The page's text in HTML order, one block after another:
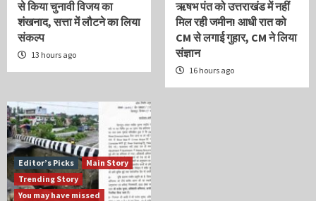
से किया चुनावी विजय का
शंखनाद, सत्ता में लौटने का लिया
संकल्प
13 hours ago
ऋषभ पंत को उत्तराखंड में नहीं
मिल रही जमीन! आधी रात को
CM से लगाई गुहार, CM ने लिया
संज्ञान
16 hours ago
Editor’s Picks
Main Story
Trending Story
You may have missed